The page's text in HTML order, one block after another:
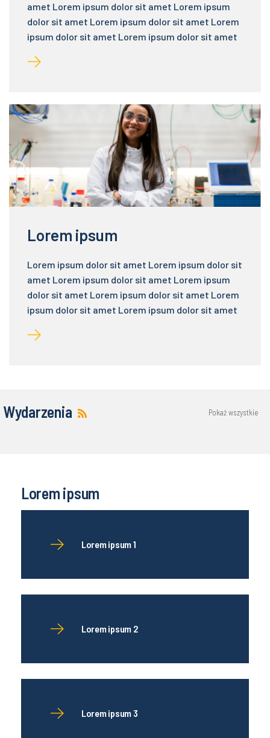
amet Lorem ipsum dolor sit amet Lorem ipsum
dolor sit amet Lorem ipsum dolor sit amet Lorem
ipsum dolor sit amet Lorem ipsum dolor sit amet
Lorem ipsum
Lorem ipsum dolor sit amet Lorem ipsum dolor sit
amet Lorem ipsum dolor sit amet Lorem ipsum
dolor sit amet Lorem ipsum dolor sit amet Lorem
ipsum dolor sit amet Lorem ipsum dolor sit amet
Wydarzenia Pokaż wszystkie
Lorem ipsum
Lorem ipsum 1
Lorem ipsum 2
Lorem ipsum 3